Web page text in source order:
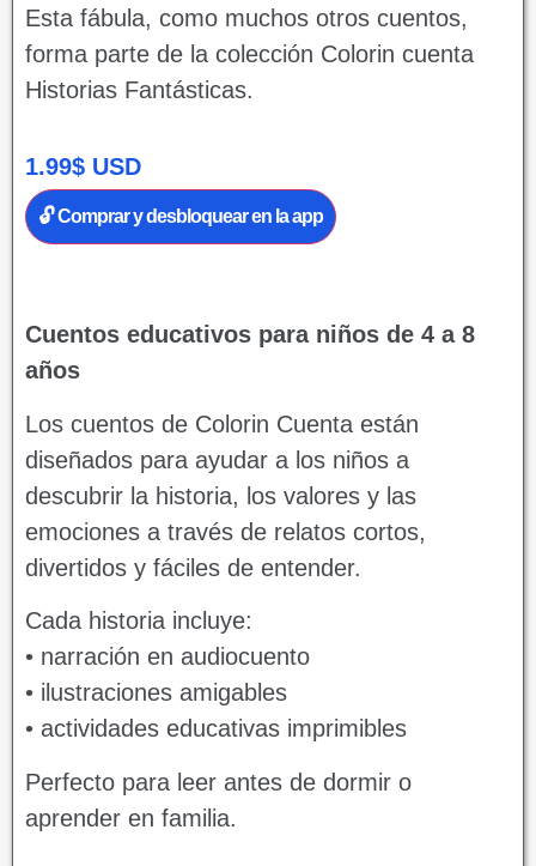
Esta fábula, como muchos otros cuentos,
forma parte de la colección Colorin cuenta
Historias Fantásticas.
1.99$ USD
🔓 Comprar y desbloquear en la app
Cuentos educativos para niños de 4 a 8
años
Los cuentos de Colorin Cuenta están
diseñados para ayudar a los niños a
descubrir la historia, los valores y las
emociones a través de relatos cortos,
divertidos y fáciles de entender.
Cada historia incluye:
• narración en audiocuento
• ilustraciones amigables
• actividades educativas imprimibles
Perfecto para leer antes de dormir o
aprender en familia.